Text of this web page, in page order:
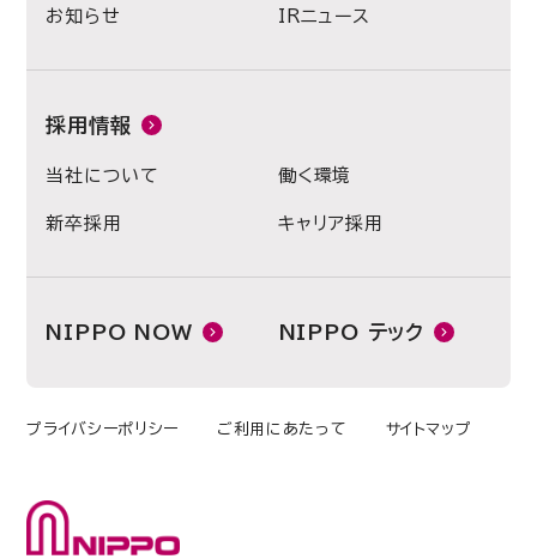
お知らせ IRニュース
採用情報
当社について 働く環境
新卒採用 キャリア採用
NIPPO NOW NIPPO テック
プライバシーポリシー ご利用にあたって サイトマップ